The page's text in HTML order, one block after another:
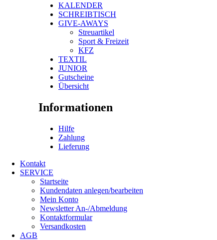
KALENDER
SCHREIBTISCH
GIVE-AWAYS
Streuartikel
Sport & Freizeit
KFZ
TEXTIL
JUNIOR
Gutscheine
Übersicht
Informationen
Hilfe
Zahlung
Lieferung
Kontakt
SERVICE
Startseite
Kundendaten anlegen/bearbeiten
Mein Konto
Newsletter An-/Abmeldung
Kontaktformular
Versandkosten
AGB